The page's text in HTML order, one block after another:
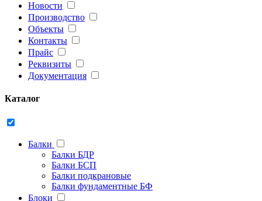
Новости
Производство
Объекты
Контакты
Прайс
Реквизиты
Документация
Каталог
Балки
Балки БДР
Балки БСП
Балки подкрановые
Балки фундаментные БФ
Блоки